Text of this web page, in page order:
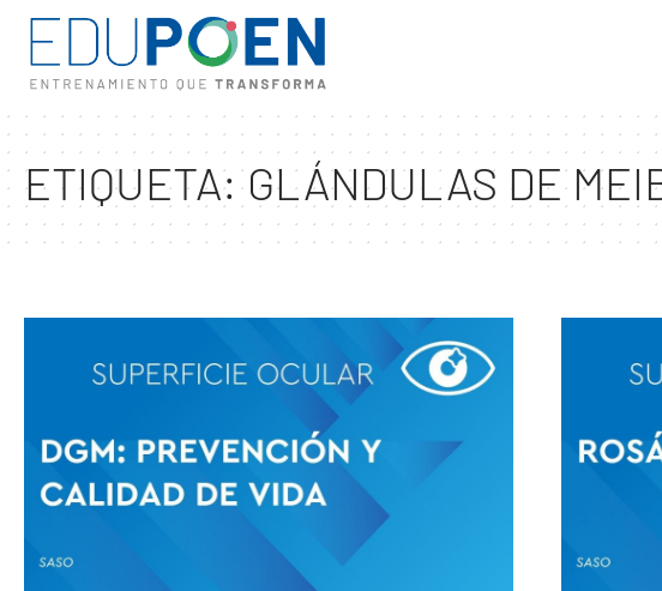
ETIQUETA:GLÁNDULAS DE